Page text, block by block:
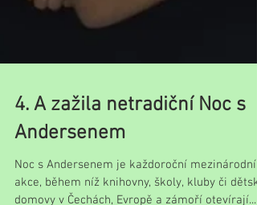
4. A zažila netradiční Noc s